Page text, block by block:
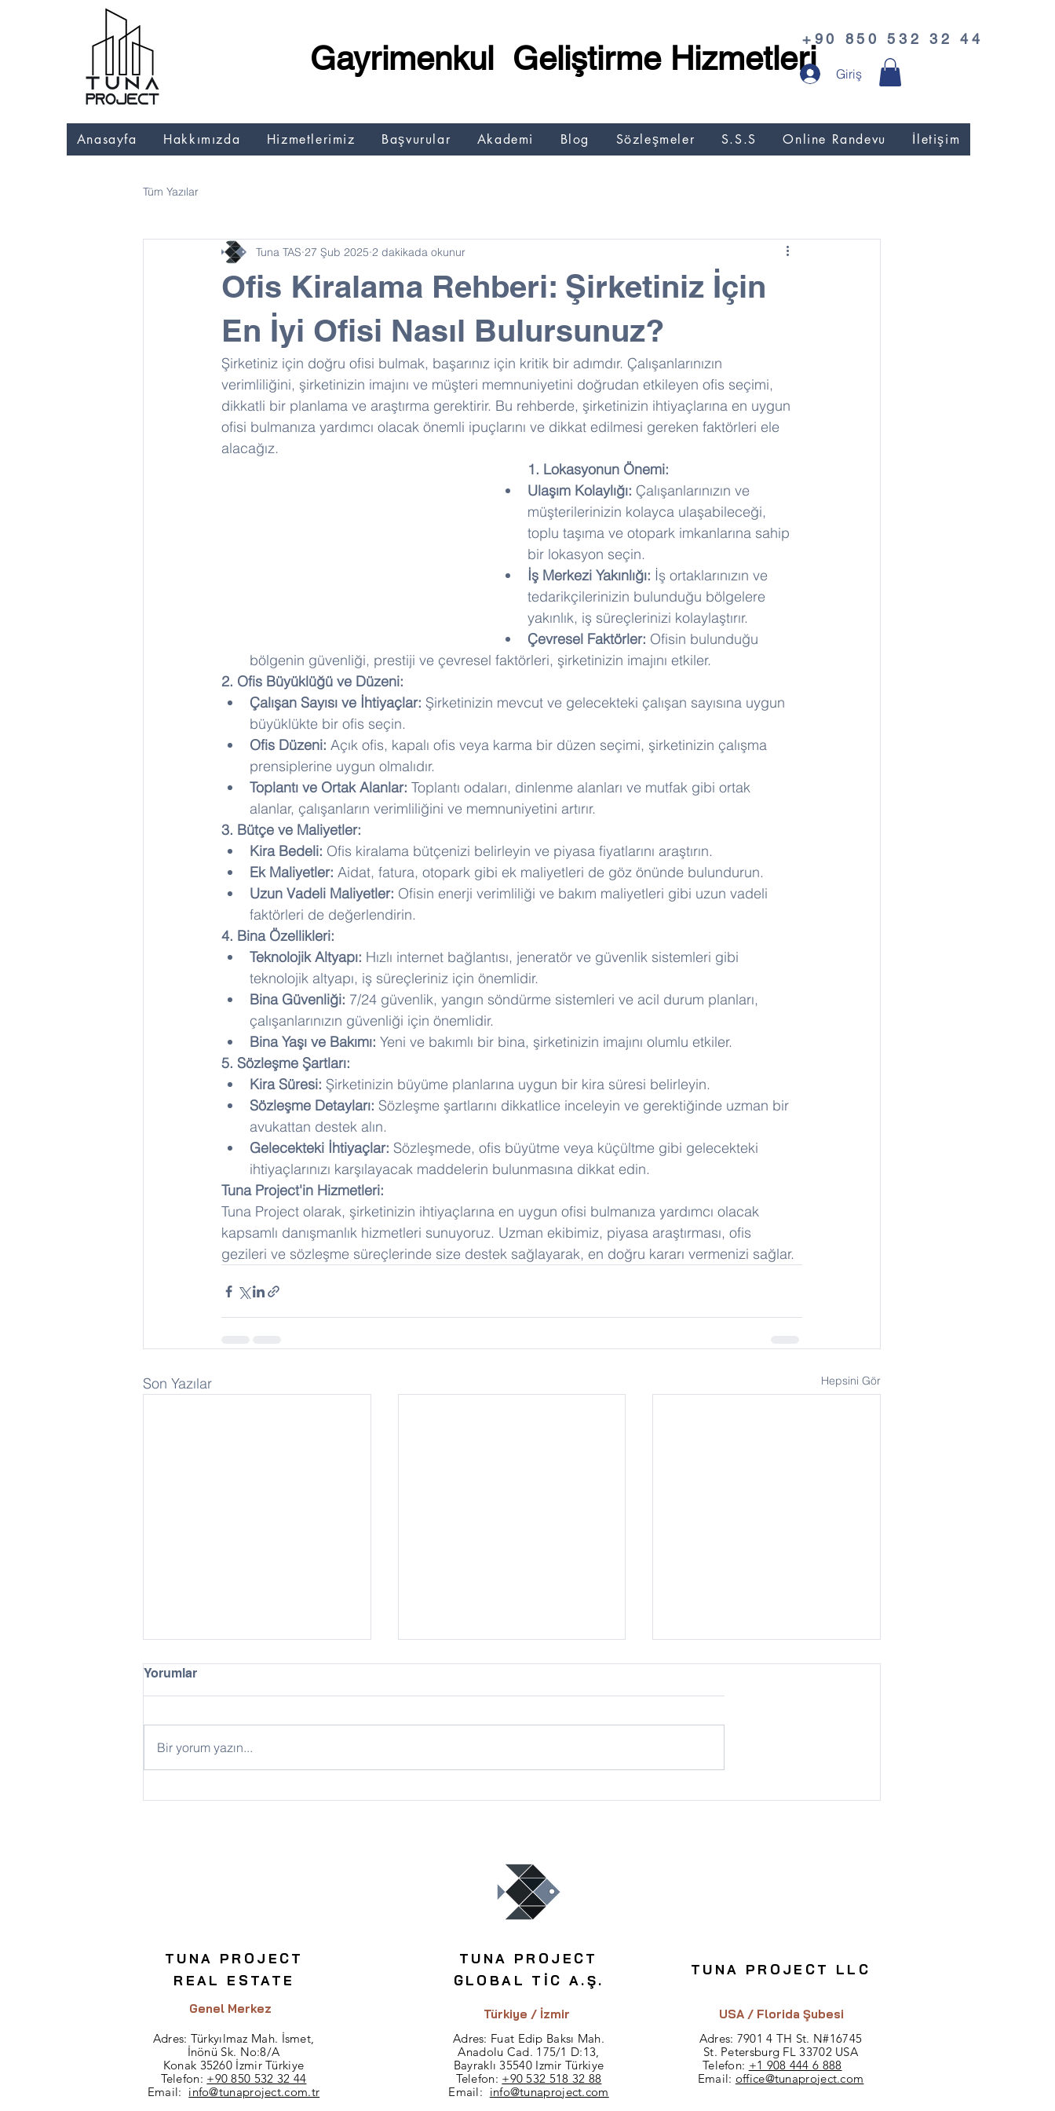
Gayrimenkul Geliştirme Hizmetleri
+90 850 532 32 44
Giriş
Anasayfa Hakkımızda Hizmetlerimiz Başvurular Akademi Blog Sözleşmeler S.S.S Online Randevu İletişim
Tüm Yazılar
Ofis Kiralama Rehberi: Şirketiniz İçin
En İyi Ofisi Nasıl Bulursunuz?
Tuna TAS 27 Şub 2025 2 dakikada okunur
Şirketiniz için doğru ofisi bulmak, başarınız için kritik bir adımdır. Çalışanlarınızın
verimliliğini, şirketinizin imajını ve müşteri memnuniyetini doğrudan etkileyen ofis seçimi,
dikkatli bir planlama ve araştırma gerektirir. Bu rehberde, şirketinizin ihtiyaçlarına en uygun
ofisi bulmanıza yardımcı olacak önemli ipuçlarını ve dikkat edilmesi gereken faktörleri ele
alacağız.
1. Lokasyonun Önemi:
Ulaşım Kolaylığı: Çalışanlarınızın ve
müşterilerinizin kolayca ulaşabileceği,
toplu taşıma ve otopark imkanlarına sahip
bir lokasyon seçin.
İş Merkezi Yakınlığı: İş ortaklarınızın ve
tedarikçilerinizin bulunduğu bölgelere
yakınlık, iş süreçlerinizi kolaylaştırır.
Çevresel Faktörler: Ofisin bulunduğu
bölgenin güvenliği, prestiji ve çevresel faktörleri, şirketinizin imajını etkiler.
2. Ofis Büyüklüğü ve Düzeni:
Çalışan Sayısı ve İhtiyaçlar: Şirketinizin mevcut ve gelecekteki çalışan sayısına uygun
büyüklükte bir ofis seçin.
Ofis Düzeni: Açık ofis, kapalı ofis veya karma bir düzen seçimi, şirketinizin çalışma
prensiplerine uygun olmalıdır.
Toplantı ve Ortak Alanlar: Toplantı odaları, dinlenme alanları ve mutfak gibi ortak
alanlar, çalışanların verimliliğini ve memnuniyetini artırır.
3. Bütçe ve Maliyetler:
Kira Bedeli: Ofis kiralama bütçenizi belirleyin ve piyasa fiyatlarını araştırın.
Ek Maliyetler: Aidat, fatura, otopark gibi ek maliyetleri de göz önünde bulundurun.
Uzun Vadeli Maliyetler: Ofisin enerji verimliliği ve bakım maliyetleri gibi uzun vadeli
faktörleri de değerlendirin.
4. Bina Özellikleri:
Teknolojik Altyapı: Hızlı internet bağlantısı, jeneratör ve güvenlik sistemleri gibi
teknolojik altyapı, iş süreçleriniz için önemlidir.
Bina Güvenliği: 7/24 güvenlik, yangın söndürme sistemleri ve acil durum planları,
çalışanlarınızın güvenliği için önemlidir.
Bina Yaşı ve Bakımı: Yeni ve bakımlı bir bina, şirketinizin imajını olumlu etkiler.
5. Sözleşme Şartları:
Kira Süresi: Şirketinizin büyüme planlarına uygun bir kira süresi belirleyin.
Sözleşme Detayları: Sözleşme şartlarını dikkatlice inceleyin ve gerektiğinde uzman bir
avukattan destek alın.
Gelecekteki İhtiyaçlar: Sözleşmede, ofis büyütme veya küçültme gibi gelecekteki
ihtiyaçlarınızı karşılayacak maddelerin bulunmasına dikkat edin.
Tuna Project'in Hizmetleri:
Tuna Project olarak, şirketinizin ihtiyaçlarına en uygun ofisi bulmanıza yardımcı olacak
kapsamlı danışmanlık hizmetleri sunuyoruz. Uzman ekibimiz, piyasa araştırması, ofis
gezileri ve sözleşme süreçlerinde size destek sağlayarak, en doğru kararı vermenizi sağlar.
Son Yazılar Hepsini Gör
Yorumlar
Bir yorum yazın...
TUNA PROJECT
REAL ESTATE
Genel Merkez
Adres: Türkyılmaz Mah. İsmet,
İnönü Sk. No:8/A
Konak 35260 İzmir Türkiye
Telefon: +90 850 532 32 44
Email: info@tunaproject.com.tr
TUNA PROJECT
GLOBAL TİC A.Ş.
Türkiye / İzmir
Adres: Fuat Edip Baksı Mah.
Anadolu Cad. 175/1 D:13,
Bayraklı 35540 Izmir Türkiye
Telefon: +90 532 518 32 88
Email: info@tunaproject.com
TUNA PROJECT LLC
USA / Florida Şubesi
Adres: 7901 4 TH St. N#16745
St. Petersburg FL 33702 USA
Telefon: +1 908 444 6 888
Email: office@tunaproject.com